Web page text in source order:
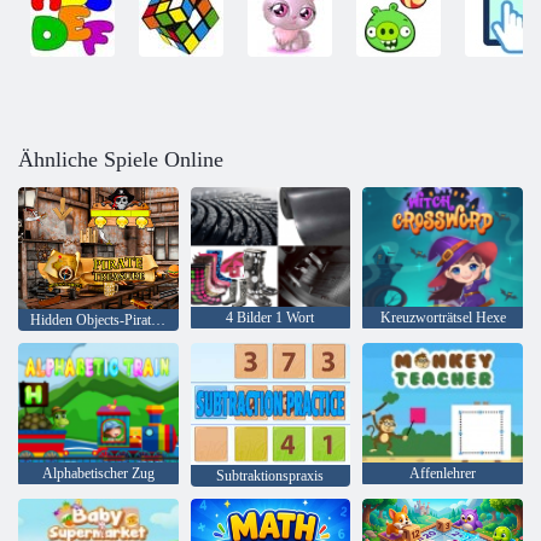
Ähnliche Spiele Online
Hidden Objects-Piraten-Schatz 4 Bilder 1 Wort Kreuzworträtsel Hexe
Alphabetischer Zug Subtraktionspraxis Affenlehrer